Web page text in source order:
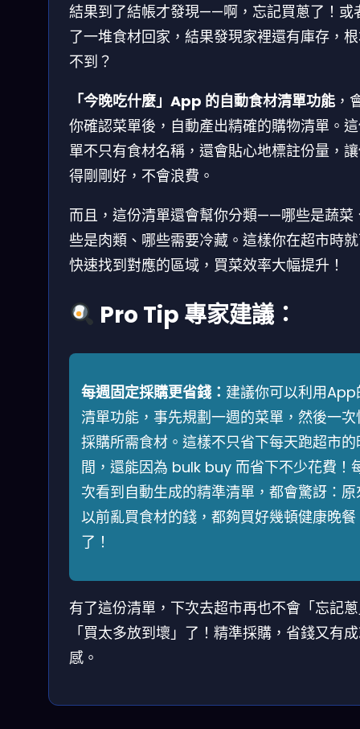
結果到了結帳才發現——啊，忘記買蔥了！或
了一堆食材回家，結果發現家裡還有庫存，
不到？
「今晚吃什麼」App 的自動食材清單功能 ，
你確認菜單後，自動產出精確的購物清單。
單不只有食材名稱，還會貼心地標註份量，
得剛剛好，不會浪費。
而且，這份清單還會幫你分類——哪些是蔬菜
些是肉類、哪些需要冷藏。這樣你在超市時
快速找到對應的區域，買菜效率大幅提升！
Pro Tip 專家建議：
每週固定採購更省錢： 建議你可以利用App
清單功能，事先規劃一週的菜單，然後一次
採購所需食材。這樣不只省下每天跑超市的
間，還能因為 bulk buy 而省下不少花費！
次看到自動生成的精準清單，都會驚訝：原
以前亂買食材的錢，都夠買好幾頓健康晚餐
了！
有了這份清單，下次去超市再也不會「忘記
「買太多放到壞」了！精準採購，省錢又有
感。